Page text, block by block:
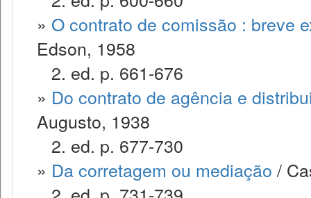
» O contrato de comissão : breve
Edson, 1958
2. ed. p. 661-676
» Do contrato de agência e
Augusto, 1938
2. ed. p. 677-730
» Da corretagem ou mediação /